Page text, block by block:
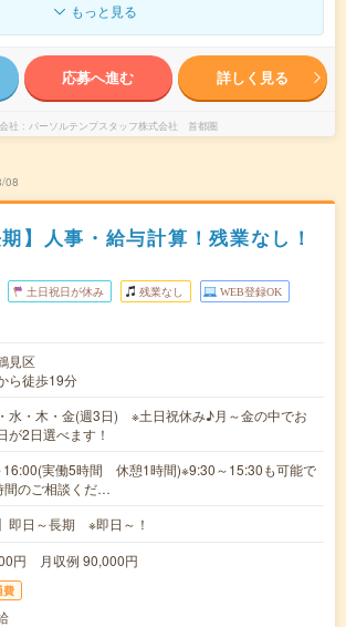
もっと見る
応募へ進む 詳しく見る
社 パーソルテンプスタッフ株式会社 首都圏
08
期】人事・給与計算！残業なし！
土日祝日が休み 残業なし WEB登録OK
見区
ら徒歩19分
水・木・金(週3日) ※土日祝休み♪月～金の中でお
が2日選べます！
16:00(実働5時間 休憩1時間)※9:30～15:30も可能で
間のご相談くだ…
即日～長期 ※即日～！
円 月収例 90,000円
費